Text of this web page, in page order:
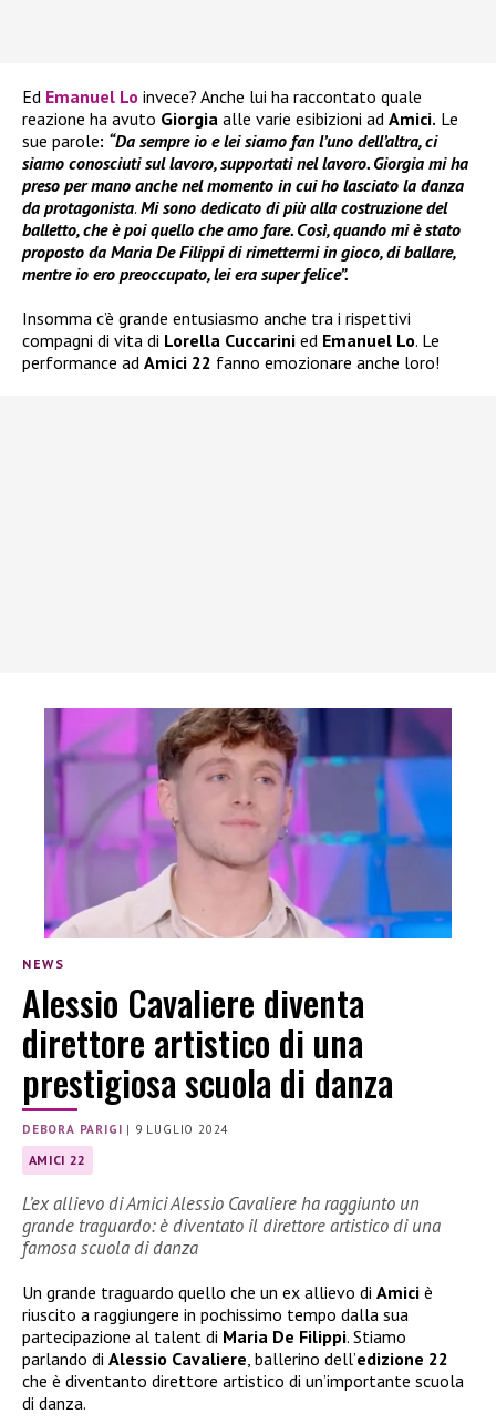
Ed Emanuel Lo invece? Anche lui ha raccontato quale
reazione ha avuto Giorgia alle varie esibizioni ad Amici. Le
sue parole: “Da sempre io e lei siamo fan l’uno dell’altra, ci
siamo conosciuti sul lavoro, supportati nel lavoro. Giorgia mi ha
preso per mano anche nel momento in cui ho lasciato la danza
da protagonista. Mi sono dedicato di più alla costruzione del
balletto, che è poi quello che amo fare. Così, quando mi è stato
proposto da Maria De Filippi di rimettermi in gioco, di ballare,
mentre io ero preoccupato, lei era super felice”.
Insomma c’è grande entusiasmo anche tra i rispettivi
compagni di vita di Lorella Cuccarini ed Emanuel Lo. Le
performance ad Amici 22 fanno emozionare anche loro!
NEWS
Alessio Cavaliere diventa
direttore artistico di una
prestigiosa scuola di danza
DEBORA PARIGI | 9 LUGLIO 2024
AMICI 22
L’ex allievo di Amici Alessio Cavaliere ha raggiunto un
grande traguardo: è diventato il direttore artistico di una
famosa scuola di danza
Un grande traguardo quello che un ex allievo di Amici è
riuscito a raggiungere in pochissimo tempo dalla sua
partecipazione al talent di Maria De Filippi. Stiamo
parlando di Alessio Cavaliere, ballerino dell’edizione 22
che è diventanto direttore artistico di un’importante scuola
di danza.